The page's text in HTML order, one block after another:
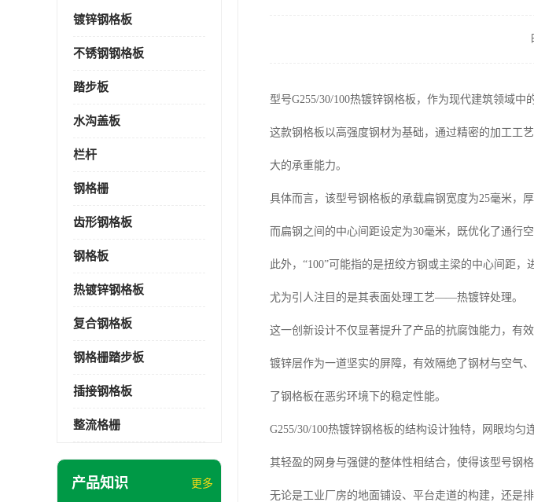
镀锌钢格板
不锈钢钢格板
踏步板
水沟盖板
栏杆
钢格栅
齿形钢格板
钢格板
热镀锌钢格板
复合钢格板
钢格栅踏步板
插接钢格板
整流格栅
产品知识 更多
型号G255/30/100热镀锌钢格板，作为现代建筑领域
这款钢格板以高强度钢材为基础，通过精密的加工工
大的承重能力。
具体而言，该型号钢格板的承载扁钢宽度为25毫米，
而扁钢之间的中心间距设定为30毫米，既优化了通行
此外，“100”可能指的是扭绞方钢或主梁的中心间距，
尤为引人注目的是其表面处理工艺——热镀锌处理。
这一创新设计不仅显著提升了产品的抗腐蚀能力，有
镀锌层作为一道坚实的屏障，有效隔绝了钢材与空气
了钢格板在恶劣环境下的稳定性能。
G255/30/100热镀锌钢格板的结构设计独特，网眼均
其轻盈的网身与强健的整体性相结合，使得该型号钢
无论是工业厂房的地面铺设、平台走道的构建，还是